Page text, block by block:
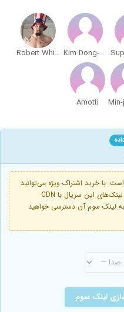
Kim Dong-hyun
Robert Whittaker
Amotti
با خرید اشتراک ویژه می‌توانید
هر 24 ساعت یک‌بار درخواست همگام‌سازی لینک‌های این سریال با CDN
لینک سوم آن دسترسی خواهید
لینک سوم